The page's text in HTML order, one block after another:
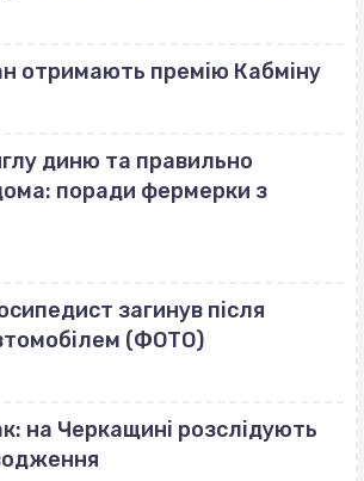
отримають премію Кабміну
диню та правильно
поради фермерки з
загинув після
(ФОТО)
на Черкащині розслідують